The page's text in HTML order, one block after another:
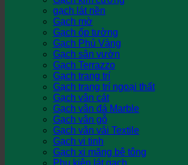
gạch lát nền
Gạch mờ
Gạch ốp tường
Gạch Phủ Vàng
Gạch sân vườn
Gạch Terrazzo
Gạch trang trí
Gạch trang trí ngoại thất
Gạch vân cát
Gạch vân đá Marble
Gạch vân gỗ
Gạch vân vải Textile
Gạch vi tinh
Gạch xi măng bê tông
Phụ kiện lát gạch